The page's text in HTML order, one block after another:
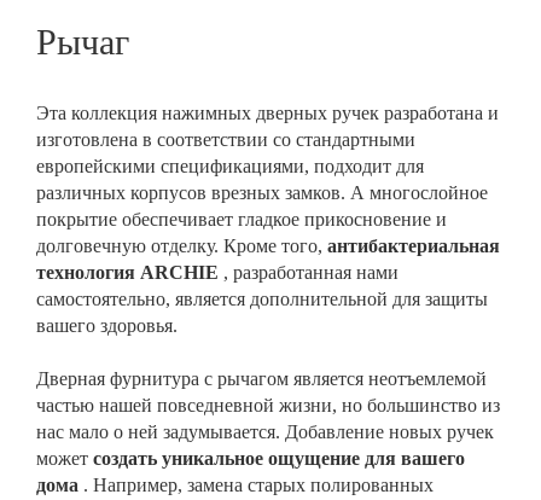
Рычаг
Эта коллекция нажимных дверных ручек разработана и
изготовлена в соответствии со стандартными
европейскими спецификациями, подходит для
различных корпусов врезных замков. А многослойное
покрытие обеспечивает гладкое прикосновение и
долговечную отделку. Кроме того, антибактериальная
технология ARCHIE , разработанная нами
самостоятельно, является дополнительной для защиты
вашего здоровья.
Дверная фурнитура с рычагом является неотъемлемой
частью нашей повседневной жизни, но большинство из
нас мало о ней задумывается. Добавление новых ручек
может создать уникальное ощущение для вашего
дома . Например, замена старых полированных